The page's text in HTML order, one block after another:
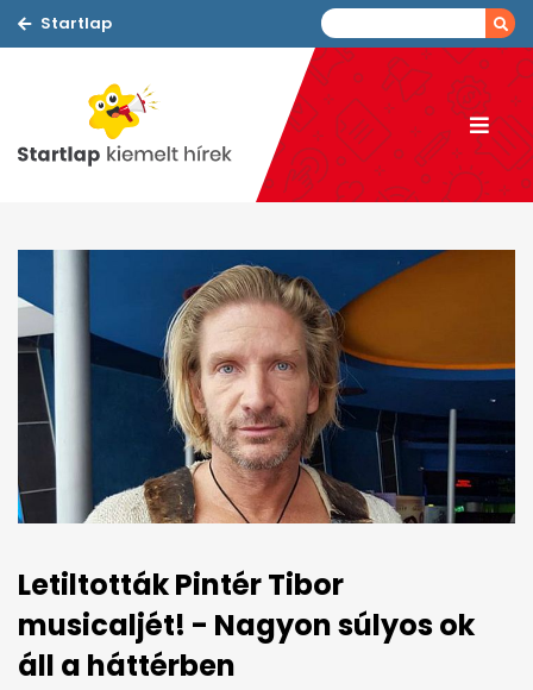
Startlap
Letiltották Pintér Tibor
musicaljét! - Nagyon súlyos ok
áll a háttérben